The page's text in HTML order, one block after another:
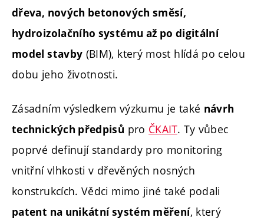
dřeva, nových betonových směsí,
hydroizolačního systému až po digitální
model stavby (BIM), který most hlídá po celou
dobu jeho životnosti.
Zásadním výsledkem výzkumu je také návrh
technických předpisů pro ČKAIT. Ty vůbec
poprvé definují standardy pro monitoring
vnitřní vlhkosti v dřevěných nosných
konstrukcích. Vědci mimo jiné také podali
patent na unikátní systém měření, který